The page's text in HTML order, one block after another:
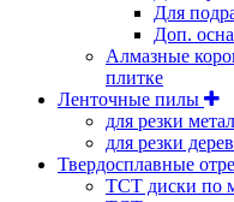
Для
Доп.
Алмазные
плитке
Ленточные пилы
для резки
для резки
Твердосплавные
ТСТ диски по